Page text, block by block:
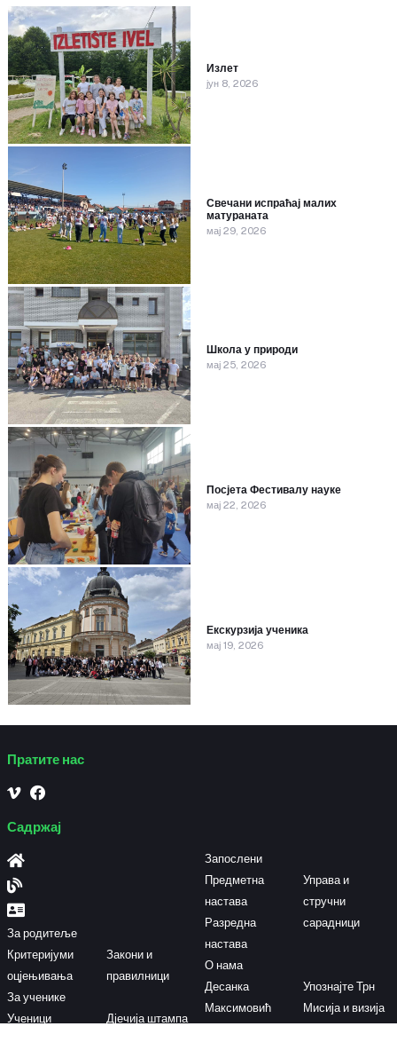
Излет
јун 8, 2026
Свечани испраћај малих
матураната
мај 29, 2026
Школа у природи
мај 25, 2026
Посјета Фестивалу науке
мај 22, 2026
Екскурзија ученика
мај 19, 2026
Пратите нас
Садржај
За родитеље
Критеријуми
оцјењивања
Закони и
правилници
За ученике
Ученици
Дјечија штампа
Запослени
Предметна
настава
Разредна
настава
Управа и
стручни
сарадници
О нама
Десанка
Максимовић
Упознајте Трн
Мисија и визија